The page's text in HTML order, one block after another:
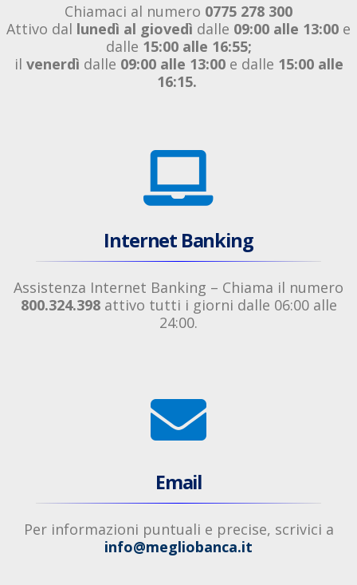
Chiamaci al numero 0775 278 300
Attivo dal lunedì al giovedì dalle 09:00 alle 13:00 e
dalle 15:00 alle 16:55;
il venerdì dalle 09:00 alle 13:00e dalle 15:00 alle
16:15.
Internet Banking
Assistenza Internet Banking – Chiama il numero
800.324.398attivo tutti i giorni dalle 06:00 alle
24:00.
Email
Per informazioni puntuali e precise, scrivici a
info@megliobanca.it